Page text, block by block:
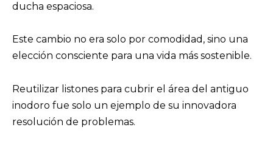
ducha espaciosa.
Este cambio no era solo por comodidad, sino una
elección consciente para una vida más sostenible.
Reutilizar listones para cubrir el área del antiguo
inodoro fue solo un ejemplo de su innovadora
resolución de problemas.